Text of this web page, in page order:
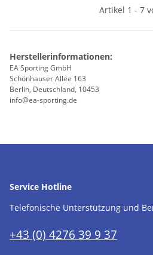
Artikel 1 - 7
Herstellerinformationen:
EA Sporting GmbH
Schönhauser Allee 163
Berlin, Deutschland, 10453
info@ea-sporting.de
Service Hotline
Telefonische Unterstützung und
+43 (0) 4276 39 9 37